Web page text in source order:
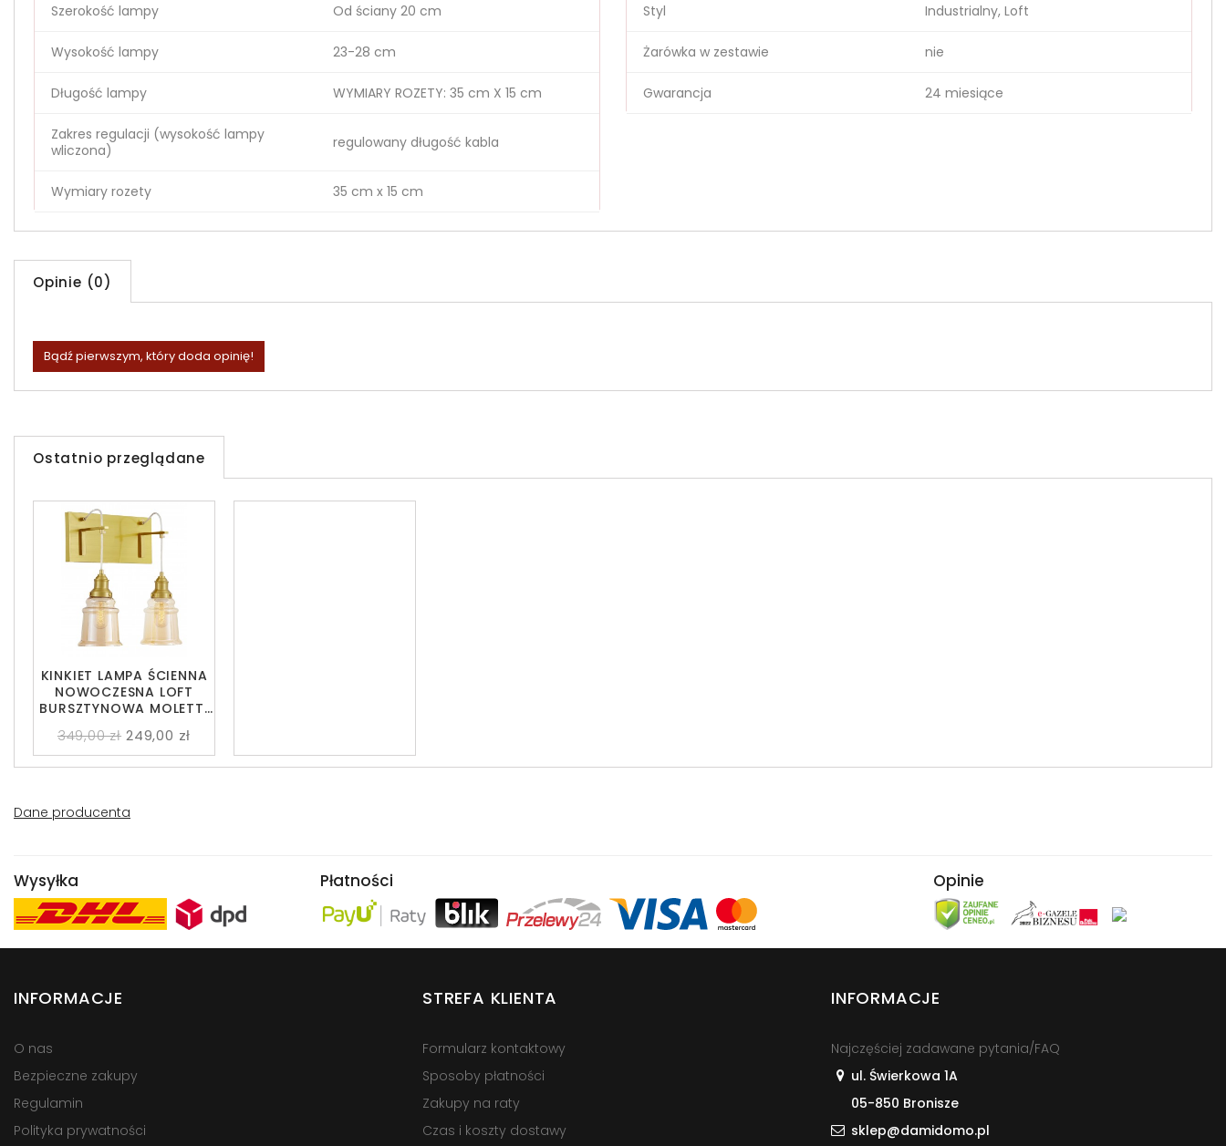
Szerokość lampy Od ściany 20 cm
Wysokość lampy 23-28 cm
Długość lampy WYMIARY ROZETY: 35 cm X 15 cm
Zakres regulacji (wysokość lampy
wliczona)
regulowany długość kabla
Wymiary rozety 35 cm x 15 cm
Styl Industrialny, Loft
Żarówka w zestawie nie
Gwarancja 24 miesiące
Opinie (0)
Bądź pierwszym, który doda opinię!
Ostatnio przeglądane
KINKIET LAMPA ŚCIENNA
NOWOCZESNA LOFT
BURSZTYNOWA MOLETTI
349,00 zł 249,00 zł
Dane producenta
Wysyłka Płatności Opinie
INFORMACJE
O nas
Bezpieczne zakupy
Regulamin
Polityka prywatności
STREFA KLIENTA
Formularz kontaktowy
Sposoby płatności
Zakupy na raty
Czas i koszty dostawy
INFORMACJE
Najczęściej zadawane pytania/FAQ
ul. Świerkowa 1A
05-850 Bronisze
sklep@damidomo.pl